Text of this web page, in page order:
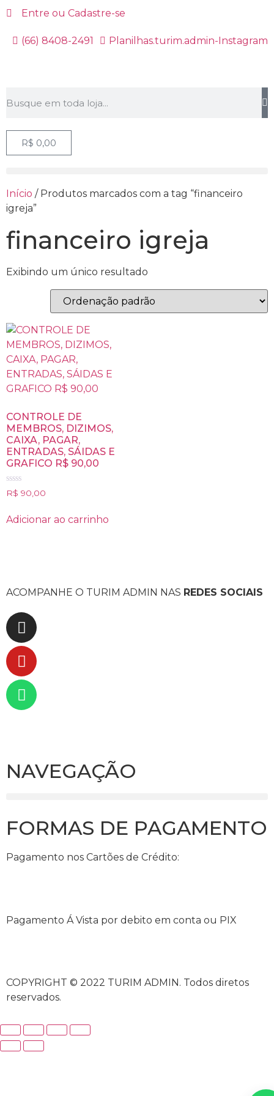
Entre ou Cadastre-se
(66) 8408-2491 Planilhas.turim.admin-Instagram
R$ 0,00
Início / Produtos marcados com a tag “financeiro
igreja”
financeiro igreja
Exibindo um único resultado
CONTROLE DE
MEMBROS, DIZIMOS,
CAIXA, PAGAR,
ENTRADAS, SÁIDAS E
GRAFICO R$ 90,00
Avaliação
0
5
R$ 90,00
Adicionar ao carrinho
ACOMPANHE O TURIM ADMIN NAS REDES SOCIAIS
NAVEGAÇÃO
FORMAS DE PAGAMENTO
Pagamento nos Cartões de Crédito:
Pagamento Á Vista por debito em conta ou PIX
COPYRIGHT © 2022 TURIM ADMIN. Todos diretos
reservados.